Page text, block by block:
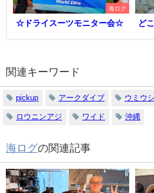
海ログ
☆ドライスーツモニター会☆ ど
関連キーワード
pickup アークダイブ ウミウシ
ロウニンアジ ワイド 沖縄
海ログの関連記事